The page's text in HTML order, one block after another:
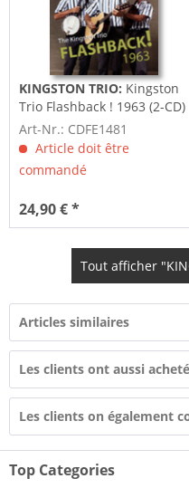
KINGSTON TRIO: Kingston
Trio Flashback ! 1963 (2-CD)
Art-Nr.: CDFE1481
Article doit être
commandé
24,90 € *
Tout afficher
Articles similaires
Les clients ont aussi acheté
Les clients on également
Top Categories